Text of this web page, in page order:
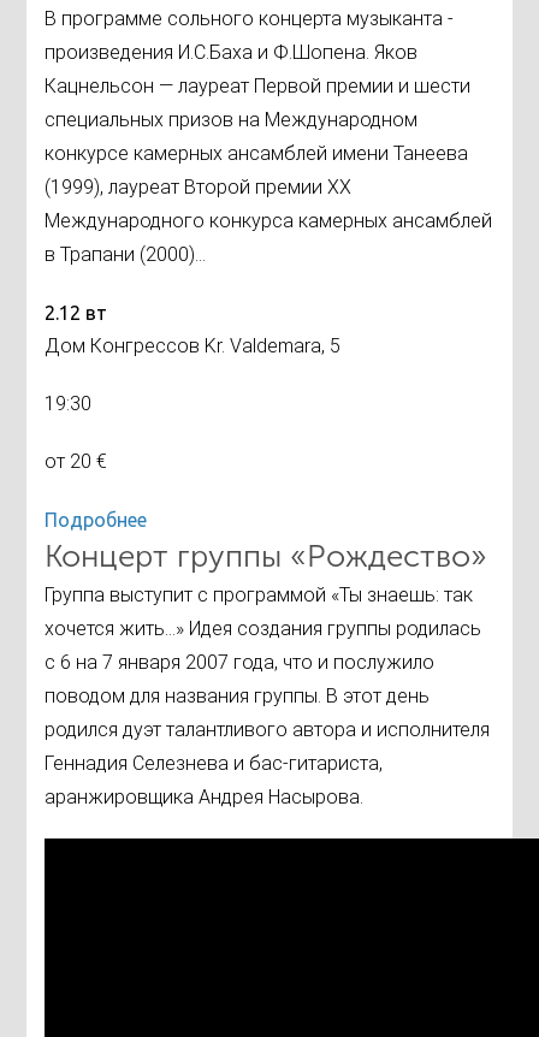
В программе сольного концерта музыканта -
произведения И.С.Баха и Ф.Шопена. Яков
Кацнельсон — лауреат Первой премии и шести
специальных призов на Международном
конкурсе камерных ансамблей имени Танеева
(1999), лауреат Второй премии XX
Международного конкурса камерных ансамблей
в Трапани (2000)...
2.12 вт
Дом Конгрессов Kr. Valdemara, 5
19:30
от 20 €
Подробнее
Концерт группы «Рождество»
Группа выступит с программой «Ты знаешь: так
хочется жить…» Идея создания группы родилась
с 6 на 7 января 2007 года, что и послужило
поводом для названия группы. В этот день
родился дуэт талантливого автора и исполнителя
Геннадия Селезнева и бас-гитариста,
аранжировщика Андрея Насырова.